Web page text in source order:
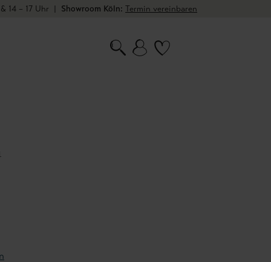
14 – 17 Uhr | Showroom Köln: Termin vereinbaren